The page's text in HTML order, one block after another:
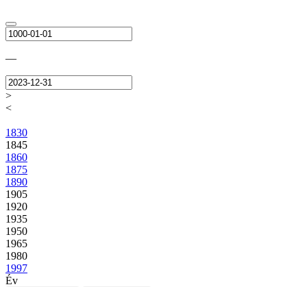
—
>
<
1830
1845
1860
1875
1890
1905
1920
1935
1950
1965
1980
1997
Év